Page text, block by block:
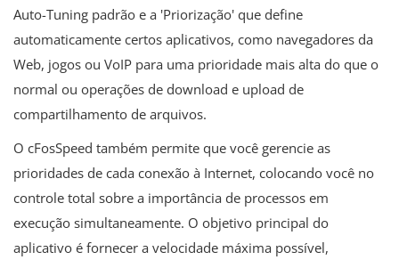
Auto-Tuning padrão e a 'Priorização' que define
automaticamente certos aplicativos, como navegadores da
Web, jogos ou VoIP para uma prioridade mais alta do que o
normal ou operações de download e upload de
compartilhamento de arquivos.
O cFosSpeed ​​também permite que você gerencie as
prioridades de cada conexão à Internet, colocando você no
controle total sobre a importância de processos em
execução simultaneamente. O objetivo principal do
aplicativo é fornecer a velocidade máxima possível,